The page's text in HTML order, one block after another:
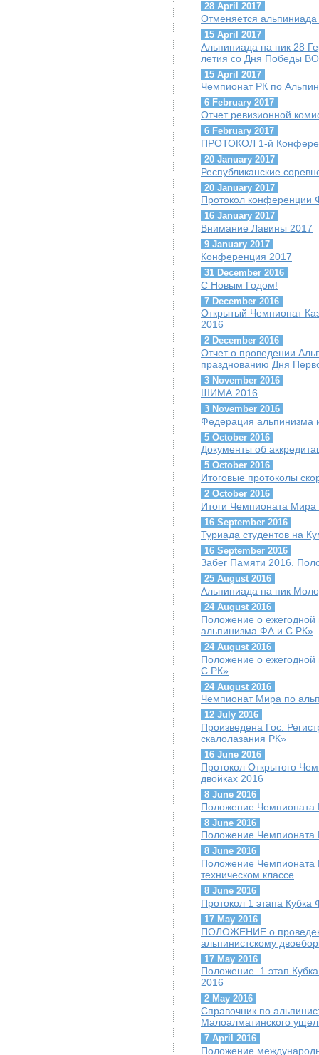
28 April 2017
Отменяется
15 April 2017
Альпиниада на пик 28
летия со Дня Победы
15 April 2017
Чемпионат РК по
6 February 2017
Отчет ревизионной
6 February 2017
ПРОТОКОЛ 1-й
20 January 2017
Республиканские
20 January 2017
Протокол
16 January 2017
Внимание Лавины 2017
9 January 2017
Конференция 2017
31 December 2016
С Новым Годом!
7 December 2016
Открытый Чемпионат
2016
2 December 2016
Отчет о проведении
празднованию Дня
3 November 2016
ШИМА 2016
3 November 2016
Федерация альпинизма
5 October 2016
Документы об
5 October 2016
Итоговые протоколы
2 October 2016
Итоги Чемпионата Мира
16 September 2016
Туриада студентов на
16 September 2016
Забег Памяти 2016.
25 August 2016
Альпиниада на пик
24 August 2016
Положение о ежегодной
альпинизма ФА и С РК»
24 August 2016
Положение о
С РК»
24 August 2016
Чемпионат Мира по
12 July 2016
Произведена Гос.
скалолазания РК»
16 June 2016
Протокол Открытого
двойках 2016
8 June 2016
Положение Чемпионата
8 June 2016
Положение Чемпионата
8 June 2016
Положение Чемпионата
техническом классе
8 June 2016
Протокол 1 этапа
17 May 2016
ПОЛОЖЕНИЕ о
альпинистскому
17 May 2016
Положение. 1 этап
2016
2 May 2016
Cправочник по
Малоалматинского
7 April 2016
Положение